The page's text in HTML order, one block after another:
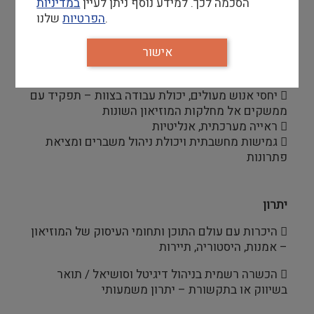
 חשיבה יצירתית, יוזמה ויכולת הובלת פרוייקטים
 יחסי אנוש מעולים, יכולת עבודה בצוות – תפקיד עם
ממשקים אל מחלקות המוזיאון השונות
 ראייה מערכתית, אנליטיות
 גמישות מחשבתית ויכולת ניהול משברים ומציאת
פתרונות
יתרון
 היכרות עם עולם התוכן ותחומי העיסוק של המוזיאון
– אמנות, היסטוריה, תיירות
 הכשרה רשמית בניהול דיגיטל וסושיאל / תואר
בשיווק או בתקשורת – יתרון משמעותי
הפרטיותשלנו.
אישור